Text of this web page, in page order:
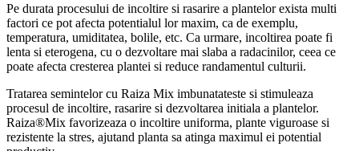
Pe durata procesului de incoltire si rasarire a plantelor exista multi
factori ce pot afecta potentialul lor maxim, ca de exemplu,
temperatura, umiditatea, bolile, etc. Ca urmare, incoltirea poate fi
lenta si eterogena, cu o dezvoltare mai slaba a radacinilor, ceea ce
poate afecta cresterea plantei si reduce randamentul culturii.
Tratarea semintelor cu Raiza Mix imbunatateste si stimuleaza
procesul de incoltire, rasarire si dezvoltarea initiala a plantelor.
Raiza®Mix favorizeaza o incoltire uniforma, plante viguroase si
rezistente la stres, ajutand planta sa atinga maximul ei potential